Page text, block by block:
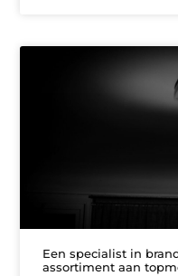
Een specialist in
assortiment aan